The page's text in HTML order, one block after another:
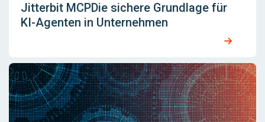
Jitterbit MCPDie sichere Grundlage für
KI-Agenten in Unternehmen